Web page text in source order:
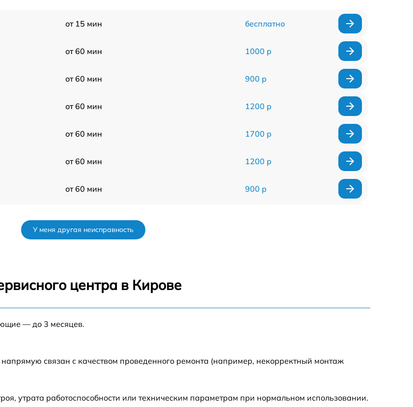
от 15 мин бесплатно
от 60 мин 1000 р
от 60 мин 900 р
от 60 мин 1200 р
от 60 мин 1700 р
от 60 мин 1200 р
от 60 мин 900 р
от 60 мин
У меня другая неисправность
центра в Кирове
— до 3 месяцев.
связан с качеством проведенного ремонта (например, некорректный монтаж
утрата работоспособности или техническим параметрам при нормальном использовании.